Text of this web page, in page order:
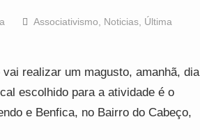
Associativismo, Noticias, Última
realizar um magusto, amanhã, dia
escolhido para a atividade é o
e Benfica, no Bairro do Cabeço,